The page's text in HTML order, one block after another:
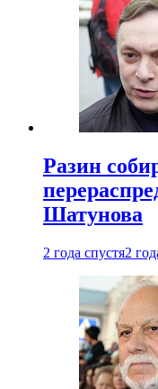
Разин
Шатунова
2 года спустя2